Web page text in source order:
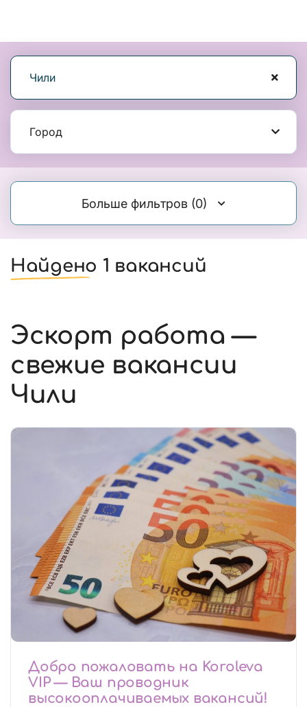
Чили
Город
Больше фильтров (0)
Найдено 1 вакансий
Эскорт работа —
свежие вакансии
Чили
Добро пожаловать на Koroleva
VIP — Ваш проводник
высокооплачиваемых вакансий!